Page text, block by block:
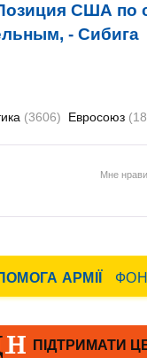
США по
- Сибига
(3606) Евросоюз
Мне